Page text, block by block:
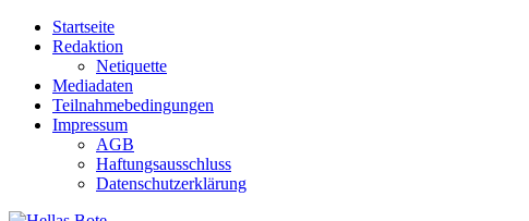
Zum
Inhalt
Startseite
Redaktion
Netiquette
Mediadaten
Teilnahmebedingungen
Impressum
AGB
Haftungsausschluss
Datenschutzerklärung